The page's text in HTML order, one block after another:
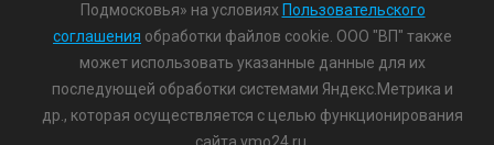
Подмосковья» на условиях Пользовательского
соглашения обработки файлов cookie. ООО "ВП" также
может использовать указанные данные для их
последующей обработки системами Яндекс.Метрика и
др., которая осуществляется с целью функционирования